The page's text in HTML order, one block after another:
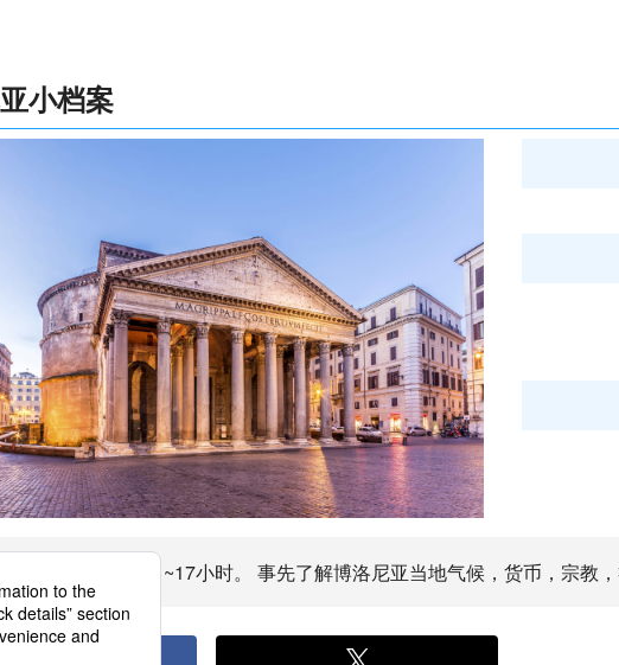
小档案
尼亚飞行时间约11~17小时。 事先了解博洛尼亚当地气候，货币，宗教